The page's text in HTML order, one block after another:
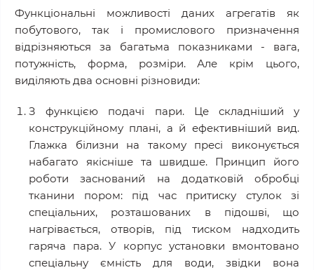
Функціональні можливості даних агрегатів як
побутового, так і промислового призначення
відрізняються за багатьма показниками - вага,
потужність, форма, розміри. Але крім цього,
виділяють два основні різновиди:
З функцією подачі пари. Це складніший у
конструкційному плані, а й ефективніший вид.
Глажка білизни на такому пресі виконується
набагато якісніше та швидше. Принцип його
роботи заснований на додатковій обробці
тканини пором: під час притиску стулок зі
спеціальних, розташованих в підошві, що
нагрівається, отворів, під тиском надходить
гаряча пара. У корпус установки вмонтовано
спеціальну ємність для води, звідки вона